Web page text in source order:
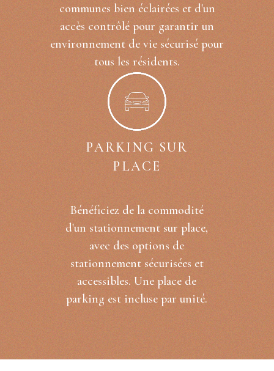
communes bien éclairées et d'un
accès contrôlé pour garantir un
environnement de vie sécurisé pour
tous les résidents.
PARKING SUR
PLACE
Bénéficiez de la commodité
d'un stationnement sur place,
avec des options de
stationnement sécurisées et
accessibles. Une place de
parking est incluse par unité.